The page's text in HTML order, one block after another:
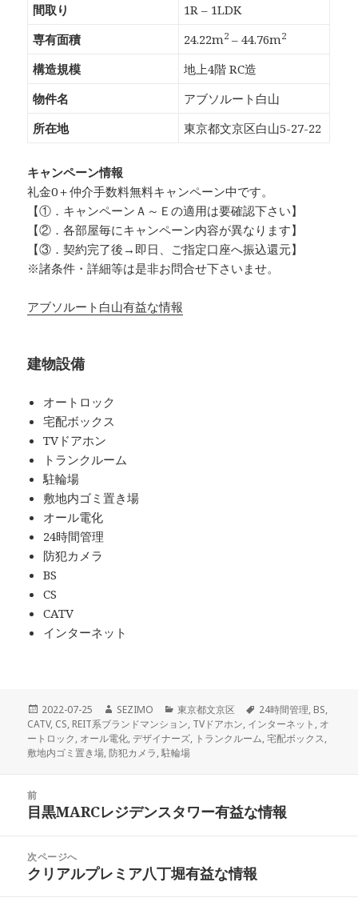
間取り
1R – 1LDK
専有面積
24.22m2 – 44.76m2
構造規模
地上4階 RC造
物件名
アブソルート白山
所在地
東京都文京区白山5-27-22
キャンペーン情報
礼金0＋仲介手数料無料キャンペーン中です。
【①．キャンペーンＡ～Ｅの適用は要確認下さい】
【②．各部屋毎にキャンペーン内容が異なります】
【③．契約完了後→即日、ご指定口座へ振込還元】
※諸条件・詳細等は是非お問合せ下さいませ。
アブソルート白山有益な情報
建物設備
オートロック
宅配ボックス
TVドアホン
トランクルーム
駐輪場
敷地内ゴミ置き場
オール電化
24時間管理
防犯カメラ
BS
CS
CATV
インターネット
投
稿
日:
2022-07-25
作
成
者
SEZIMO
カ
テ
ゴ
リ
東京都文京区
タ
グ
24時間管理, BS,
CATV, CS, REIT系ブランドマンション, TVドアホン, インターネット , オ
ートロック, オール電化,デザイナーズ, トランクルーム,宅配ボックス,
敷地内ゴミ置き場,防犯カメラ,駐輪場
前
前
投
稿:
目黒MARCレジデンスタワー有益な情報
次ページへ
次
クリアルプレミア八丁堀有益な情報